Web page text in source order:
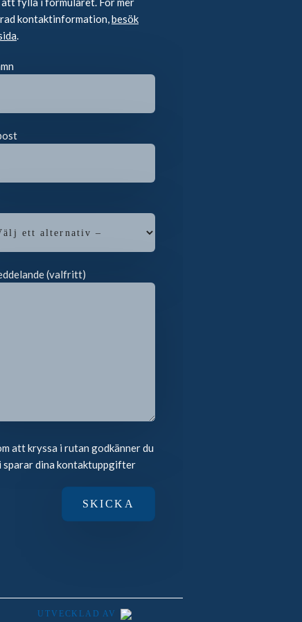
kontaktinformation, besök
(valfritt)
att kryssa i rutan godkänner du
sparar dina kontaktuppgifter
UTVECKLAD AV